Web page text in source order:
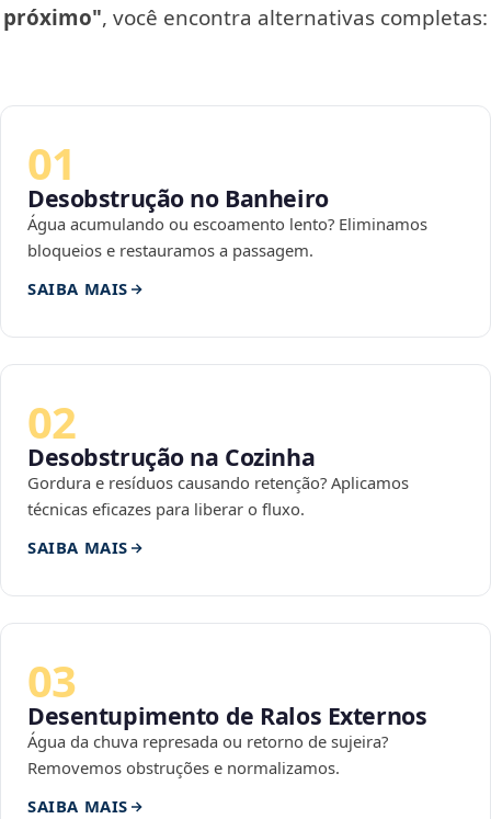
próximo", você encontra alternativas completas:
01
Desobstrução no Banheiro
Água acumulando ou escoamento lento? Eliminamos
bloqueios e restauramos a passagem.
SAIBA MAIS
02
Desobstrução na Cozinha
Gordura e resíduos causando retenção? Aplicamos
técnicas eficazes para liberar o fluxo.
SAIBA MAIS
03
Desentupimento de Ralos Externos
Água da chuva represada ou retorno de sujeira?
Removemos obstruções e normalizamos.
SAIBA MAIS